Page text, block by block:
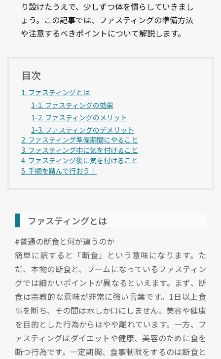
り設けたうえで、少しずつ体を慣らしていきまし
ょう。この記事では、ファスティングの準備方法
や注意するべきポイントについて解説します。
目次
1. ファスティングとは
1-1. ファスティングの効果
1-2. ファスティングのメリット
1-3. ファスティングのデメリット
2. ファスティング準備期間にやること
3. ファスティング中に気を付けること
4. ファスティング後に気を付けること
5. 手順を踏んで行おう！
ファスティングとは
#普通の断食と何が違うのか
簡単に訳すると「断食」という意味になります。た
だ、本物の断食と、ブームになっているファスティン
グでは細かいポイントが異なるといえます。まず、断
食は宗教的な意味が非常に強い言葉です。1日以上食
事を断ち、その間は水しか口にしません。美容や健康
を目的とした行為からはやや離れています。一方、フ
ァスティングはダイエットや健康、美容のために食を
断つ行為です。一定期間、食事制限をするのは断食と